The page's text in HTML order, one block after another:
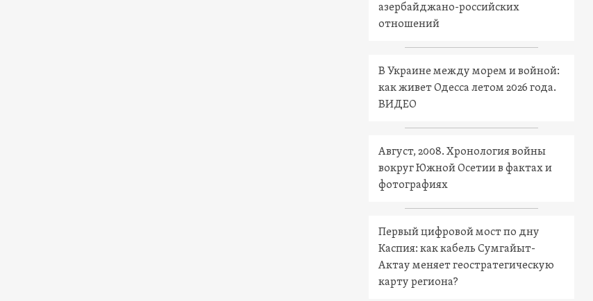
азербайджано-российских
отношений
В Украине между морем и войной:
как живет Одесса летом 2026 года.
ВИДЕО
Август, 2008. Хронология войны
вокруг Южной Осетии в фактах и
фотографиях
Первый цифровой мост по дну
Каспия: как кабель Сумгайыт-
Актау меняет геостратегическую
карту региона?